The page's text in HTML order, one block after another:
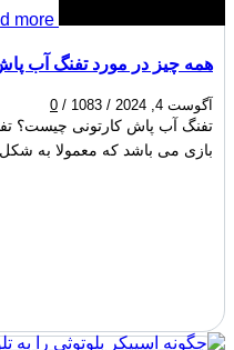
more
همه چیز در مورد تفنگ آب
آگوست 4, 2024 /
1083
/
0
تفنگ آب پاش کارتونی چیست؟
‌بازی می باشد که معمولا به